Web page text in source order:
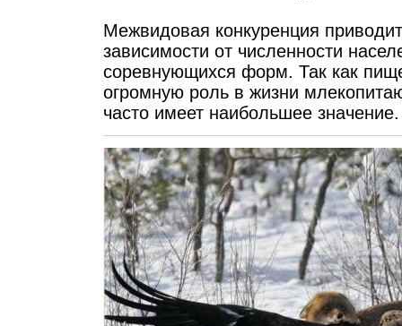
Межвидовая конкуренция
зависимости от численности
соревнующихся форм. Так как
огромную роль в жизни
часто имеет наибольшее